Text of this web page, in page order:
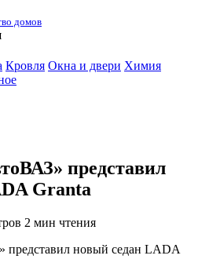
домов
Кровля Окна и двери Химия
представил
Granta
2 мин чтения